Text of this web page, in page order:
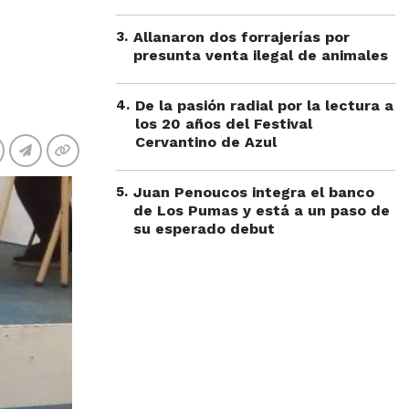
3. Allanaron dos forrajerías por
presunta venta ilegal de animales
4. De la pasión radial por la lectura a
los 20 años del Festival
Cervantino de Azul
5. Juan Penoucos integra el banco
de Los Pumas y está a un paso de
su esperado debut